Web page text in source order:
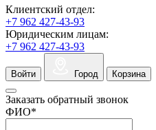
Клиентский отдел:
+7 962 427-43-93
Юридическим лицам:
+7 962 427-43-93
Войти Город Корзина
Заказать обратный звонок
ФИО*